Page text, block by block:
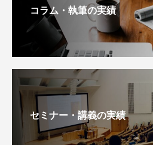
コラム・執筆の実績
セミナー・講義の実績